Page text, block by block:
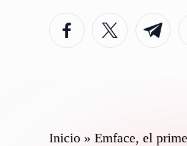
facebook.comtwitter.com t.me
Inicio » Emface, el